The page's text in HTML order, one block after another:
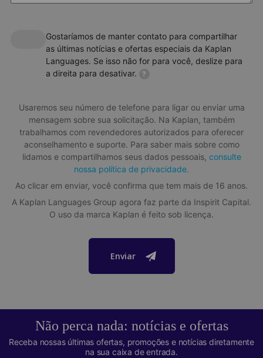
Gostaríamos de manter contato para compartilhar
as últimas notícias e ofertas especiais da Kaplan
Languages. Se isso não for para você, deslize para
a direita para desativar.
?
Usaremos seu número de telefone para ligar ou enviar uma
mensagem sobre sua solicitação. Na Kaplan, também
trabalhamos com revendedores autorizados para oferecer
aconselhamento e suporte. Para saber mais sobre como
lidamos e compartilhamos seus dados pessoais, consulte
nossa política de privacidade.
Ao clicar em enviar, você confirma que tem mais de 16 anos.
A Kaplan Languages ​​Group agora faz parte da Inspirit Capital.
O uso da marca Kaplan é feito sob licença.
Enviar
Não perca nada: notícias e ofertas
Receba nossas últimas ofertas, promoções e notícias diretamente
na sua caixa de entrada.